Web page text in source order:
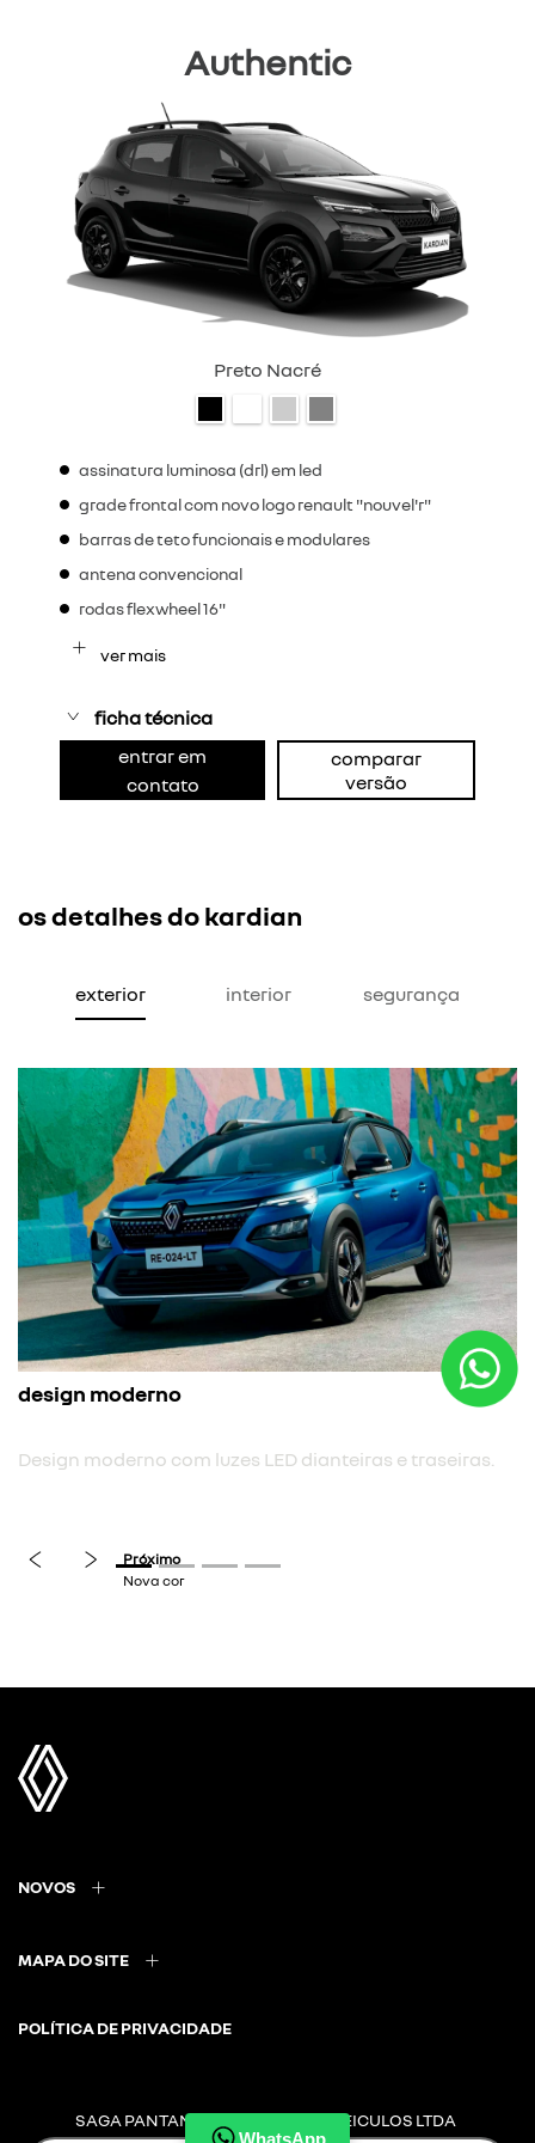
WhatsApp
Authentic
Preto Nacré
assinatura luminosa (drl) em led
grade frontal com novo logo renault "nouvel'r"
barras de teto funcionais e modulares
antena convencional
rodas flexwheel 16"
ver mais
ficha técnica
entrar em
contato
comparar
versão
os detalhes do kardian
exterior interior segurança
dianteiras e traseiras.
nova cor
NOVOS
MAPA DO SITE
POLÍTICA DE PRIVACIDADE
SAGA PANTANAL COMERCIO DE VEICULOS LTDA